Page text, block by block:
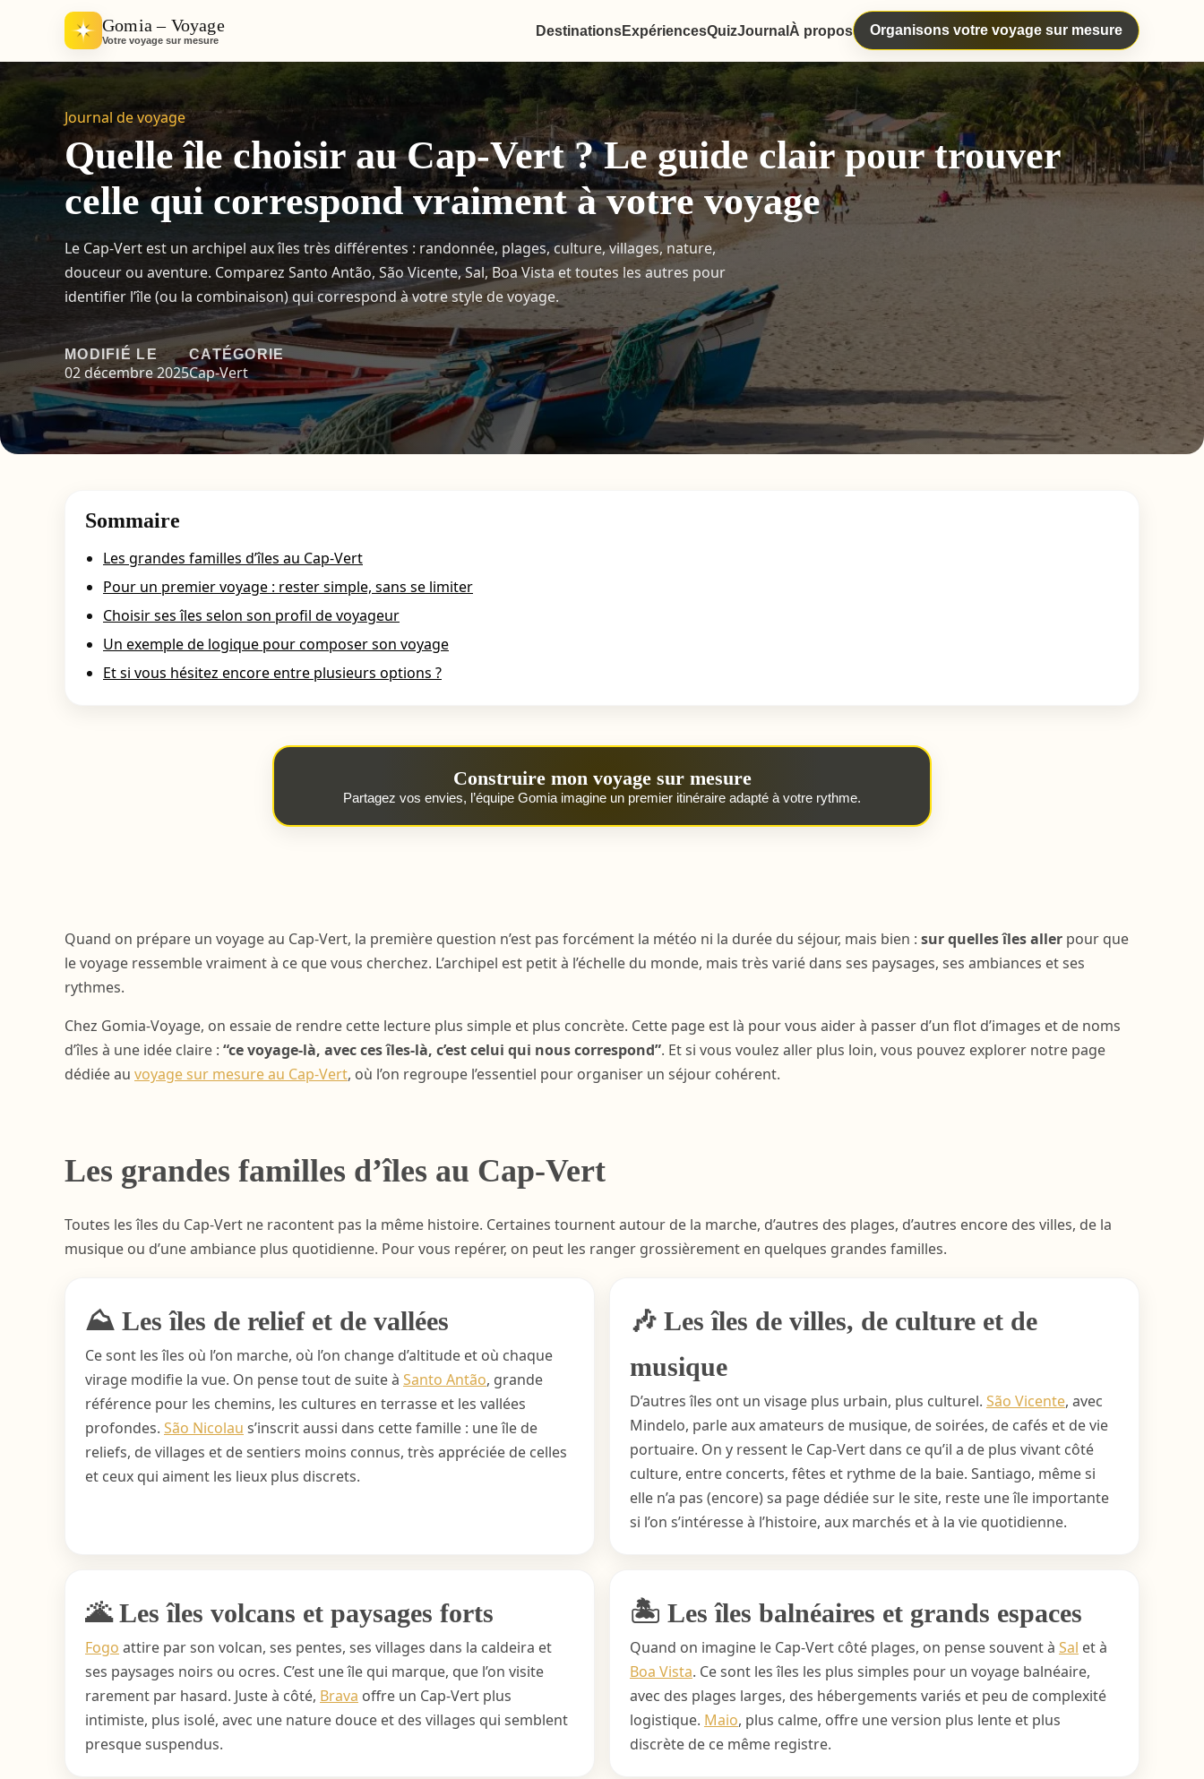
Gomia – Voyage
Votre voyage sur mesure
DestinationsExpériencesQuizJournal À propos Organisons votre voyage sur mesure
Journal de voyage
Quelle île choisir au Cap-Vert ? Le guide clair pour trouver
celle qui correspond vraiment à votre voyage
Le Cap-Vert est un archipel aux îles très différentes : randonnée, plages, culture, villages, nature,
douceur ou aventure. Comparez Santo Antão, São Vicente, Sal, Boa Vista et toutes les autres pour
identifier l’île (ou la combinaison) qui correspond à votre style de voyage.
MODIFIÉ LE
02 décembre 2025
CATÉGORIE
Cap-Vert
Sommaire
Les grandes familles d’îles au Cap-Vert
Pour un premier voyage : rester simple, sans se limiter
Choisir ses îles selon son profil de voyageur
Un exemple de logique pour composer son voyage
Et si vous hésitez encore entre plusieurs options ?
Construire mon voyage sur mesure
Partagez vos envies, l’équipe Gomia imagine un premier itinéraire adapté à votre rythme.
Quand on prépare un voyage au Cap-Vert, la première question n’est pas forcément la météo ni la durée du séjour, mais bien : sur quelles îles aller pour que
le voyage ressemble vraiment à ce que vous cherchez. L’archipel est petit à l’échelle du monde, mais très varié dans ses paysages, ses ambiances et ses
rythmes.
Chez Gomia-Voyage, on essaie de rendre cette lecture plus simple et plus concrète. Cette page est là pour vous aider à passer d’un flot d’images et de noms
d’îles à une idée claire : “ce voyage-là, avec ces îles-là, c’est celui qui nous correspond”. Et si vous voulez aller plus loin, vous pouvez explorer notre page
dédiée au voyage sur mesure au Cap-Vert, où l’on regroupe l’essentiel pour organiser un séjour cohérent.
Les grandes familles d’îles au Cap-Vert
Toutes les îles du Cap-Vert ne racontent pas la même histoire. Certaines tournent autour de la marche, d’autres des plages, d’autres encore des villes, de la
musique ou d’une ambiance plus quotidienne. Pour vous repérer, on peut les ranger grossièrement en quelques grandes familles.
⛰️ Les îles de relief et de vallées
Ce sont les îles où l’on marche, où l’on change d’altitude et où chaque
virage modifie la vue. On pense tout de suite à Santo Antão, grande
référence pour les chemins, les cultures en terrasse et les vallées
profondes. São Nicolau s’inscrit aussi dans cette famille : une île de
reliefs, de villages et de sentiers moins connus, très appréciée de celles
et ceux qui aiment les lieux plus discrets.
🎶 Les îles de villes, de culture et de
musique
D’autres îles ont un visage plus urbain, plus culturel. São Vicente, avec
Mindelo, parle aux amateurs de musique, de soirées, de cafés et de vie
portuaire. On y ressent le Cap-Vert dans ce qu’il a de plus vivant côté
culture, entre concerts, fêtes et rythme de la baie. Santiago, même si
elle n’a pas (encore) sa page dédiée sur le site, reste une île importante
si l’on s’intéresse à l’histoire, aux marchés et à la vie quotidienne.
🌋 Les îles volcans et paysages forts
Fogo attire par son volcan, ses pentes, ses villages dans la caldeira et
ses paysages noirs ou ocres. C’est une île qui marque, que l’on visite
rarement par hasard. Juste à côté, Brava offre un Cap-Vert plus
intimiste, plus isolé, avec une nature douce et des villages qui semblent
presque suspendus.
🏝️ Les îles balnéaires et grands espaces
Quand on imagine le Cap-Vert côté plages, on pense souvent à Sal et à
Boa Vista. Ce sont les îles les plus simples pour un voyage balnéaire,
avec des plages larges, des hébergements variés et peu de complexité
logistique. Maio, plus calme, offre une version plus lente et plus
discrète de ce même registre.